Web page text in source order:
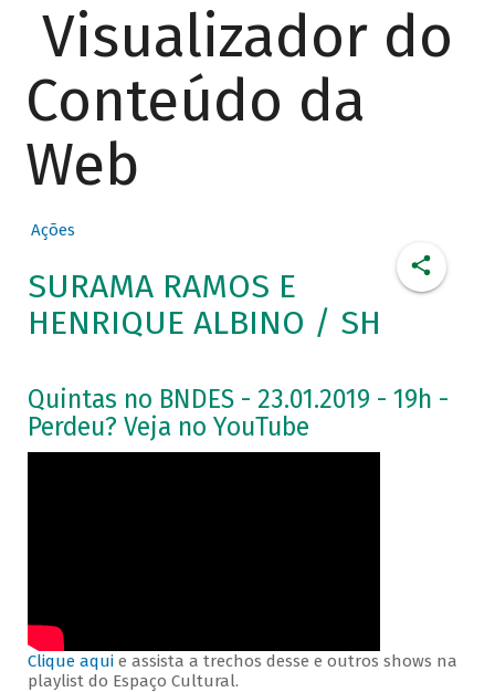
Visualizador do
Conteúdo da
Web
Ações
SURAMA RAMOS E
HENRIQUE ALBINO / SH
Quintas no BNDES - 23.01.2019 - 19h -
Perdeu? Veja no YouTube
Clique aquie assista a trechos desse e outros shows na
playlist do Espaço Cultural.